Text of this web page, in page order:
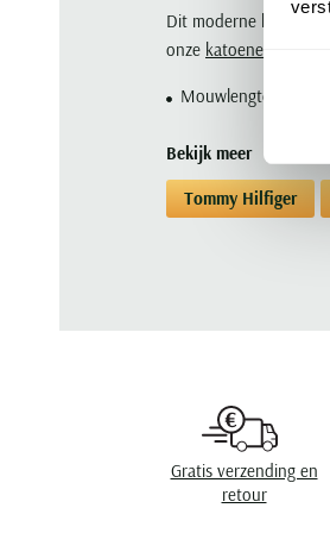
Dit moderne
onze katoenen
Mouwlengte:
Bekijk meer
Tommy Hilfiger
Gratis verzending en
retour